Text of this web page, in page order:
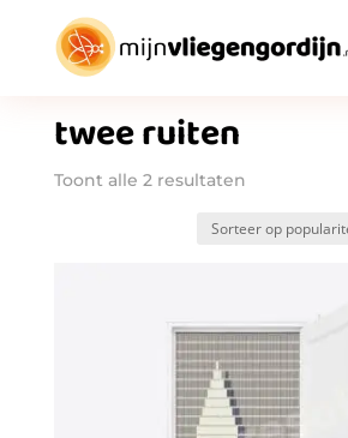
Home
twee ruiten
Toont alle 2 resultatenGesorteerd
populariteit